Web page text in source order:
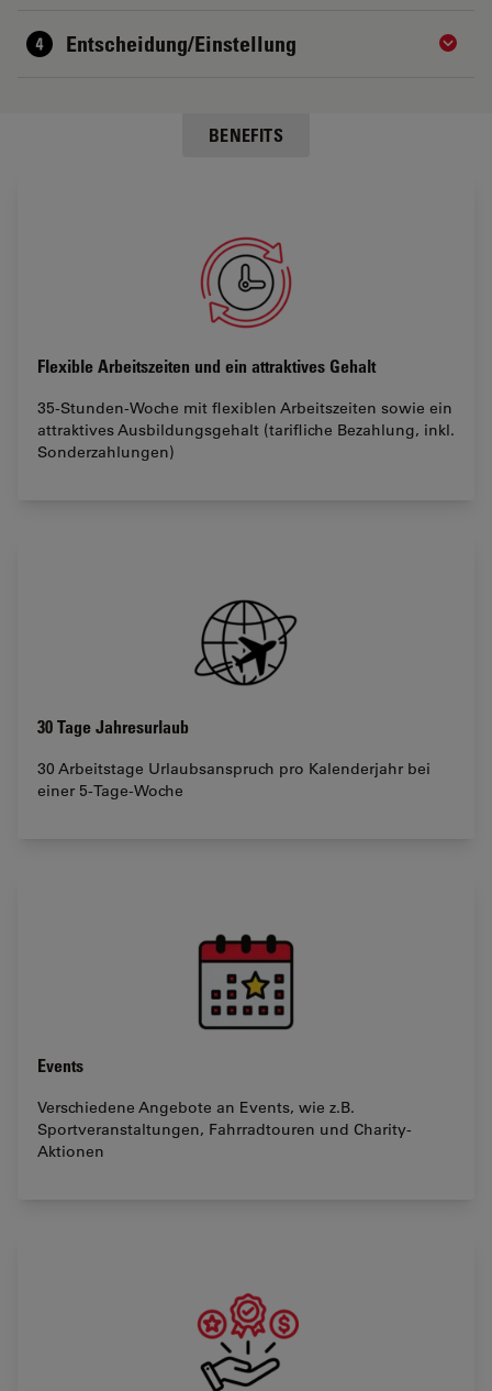
Entscheidung/Einstellung
BENEFITS
Flexible Arbeitszeiten und ein attraktives Gehalt
35-Stunden-Woche mit flexiblen Arbeitszeiten sowie ein
attraktives Ausbildungsgehalt (tarifliche Bezahlung, inkl.
Sonderzahlungen)
30 Tage Jahresurlaub
30 Arbeitstage Urlaubsanspruch pro Kalenderjahr bei
einer 5-Tage-Woche
Events
Verschiedene Angebote an Events, wie z.B.
Sportveranstaltungen, Fahrradtouren und Charity-
Aktionen